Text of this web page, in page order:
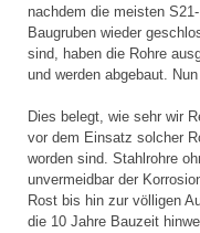
nachdem die meisten S21-
Baugruben wieder
sind, haben die Rohre
und werden abgebaut.
Dies belegt, wie sehr wir
vor dem Einsatz solcher
worden sind. Stahlrohre
unvermeidbar der
Rost bis hin zur völligen
die 10 Jahre Bauzeit